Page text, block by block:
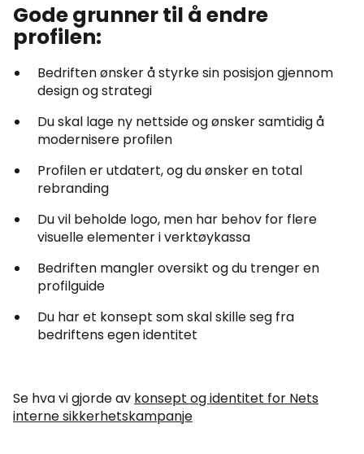
Gode grunner til å endre
profilen:
Bedriften ønsker å styrke sin posisjon gjennom
design og strategi
Du skal lage ny nettside og ønsker samtidig å
modernisere profilen
Profilen er utdatert, og du ønsker en total
rebranding
Du vil beholde logo, men har behov for flere
visuelle elementer i verktøykassa
Bedriften mangler oversikt og du trenger en
profilguide
Du har et konsept som skal skille seg fra
bedriftens egen identitet
Se hva vi gjorde av konsept og identitet for Nets
interne sikkerhetskampanje